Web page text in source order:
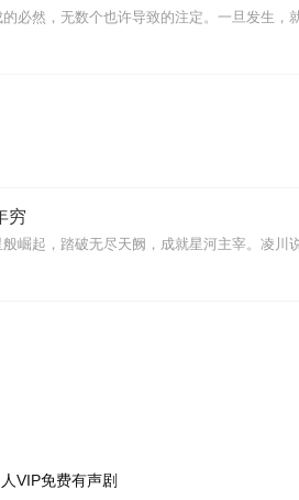
穷
VIP免费有声剧